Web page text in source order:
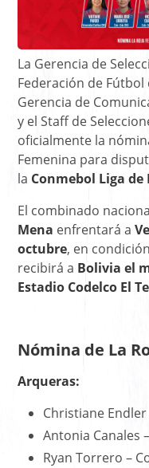
La Gerencia de
Federación de
Gerencia de
y el Staff de
oficialmente la
Femenina para
la Conmebol Liga
El combinado
Mena enfrentará a
octubre, en
recibirá a Bolivia el
Estadio Codelco El
Nómina de La
Arqueras:
Christiane Endler
Antonia Canales
Ryan Torrero –